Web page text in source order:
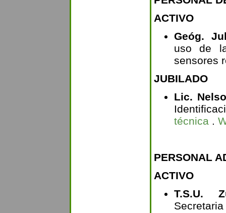
ACTIVO
Geóg.
uso de
sensores
JUBILADO
Lic.
técnica .
PERSONAL
ACTIVO
T.S.U.